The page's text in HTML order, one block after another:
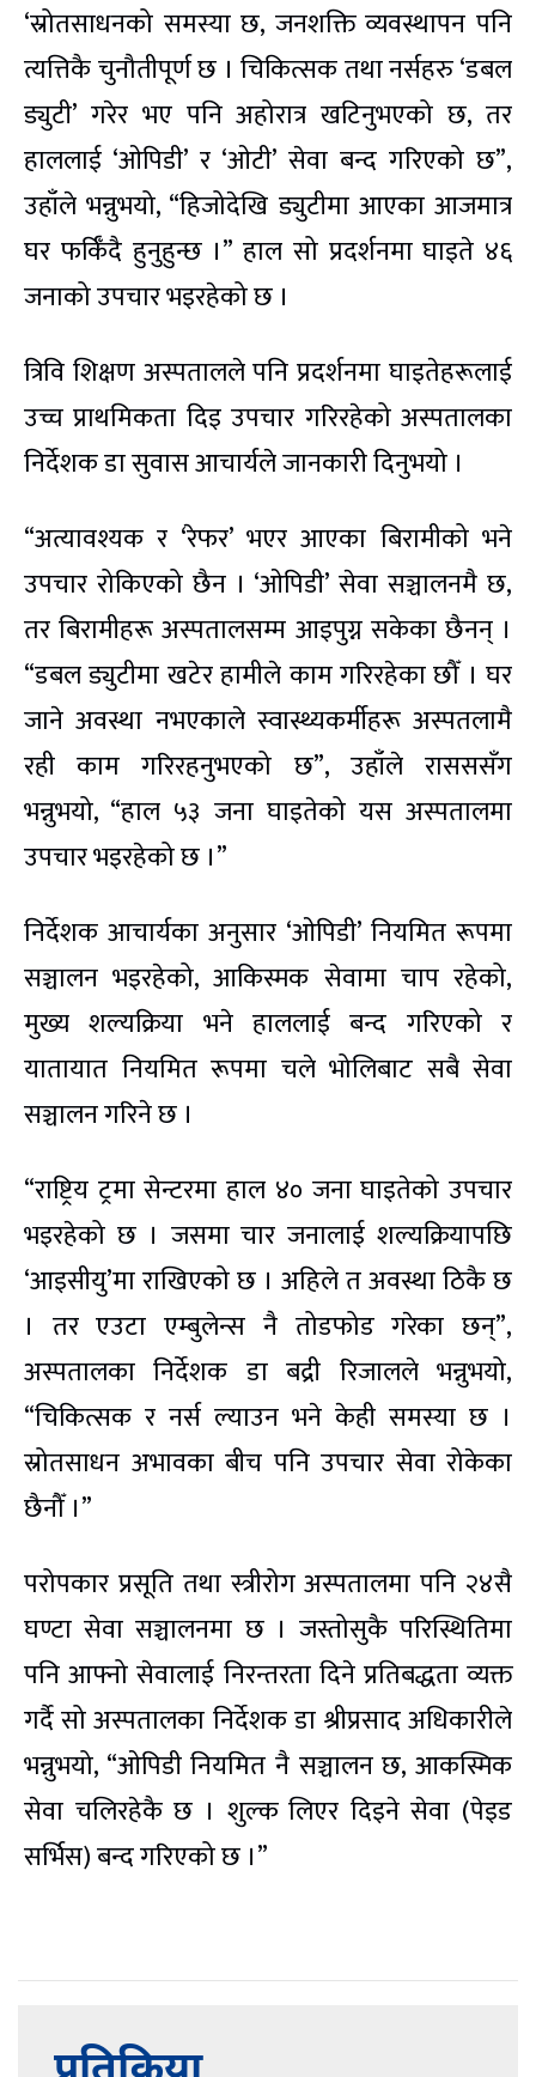
‘स्रोतसाधनको समस्या छ, जनशक्ति व्यवस्थापन पनि
त्यत्तिकै चुनौतीपूर्ण छ । चिकित्सक तथा नर्सहरु ‘डबल
ड्युटी’ गरेर भए पनि अहोरात्र खटिनुभएको छ, तर
हाललाई ‘ओपिडी’ र ‘ओटी’ सेवा बन्द गरिएको छ”,
उहाँले भन्नुभयो, “हिजोदेखि ड्युटीमा आएका आजमात्र
घर फर्किँदै हुनुहुन्छ ।” हाल सो प्रदर्शनमा घाइते ४६
जनाको उपचार भइरहेको छ ।
त्रिवि शिक्षण अस्पतालले पनि प्रदर्शनमा घाइतेहरूलाई
उच्च प्राथमिकता दिइ उपचार गरिरहेको अस्पतालका
निर्देशक डा सुवास आचार्यले जानकारी दिनुभयो ।
“अत्यावश्यक र ‘रेफर’ भएर आएका बिरामीको भने
उपचार रोकिएको छैन । ‘ओपिडी’ सेवा सञ्चालनमै छ,
तर बिरामीहरू अस्पतालसम्म आइपुग्न सकेका छैनन् ।
“डबल ड्युटीमा खटेर हामीले काम गरिरहेका छौँ । घर
जाने अवस्था नभएकाले स्वास्थ्यकर्मीहरू अस्पतलामै
रही काम गरिरहनुभएको छ”, उहाँले रासससँग
भन्नुभयो, “हाल ५३ जना घाइतेको यस अस्पतालमा
उपचार भइरहेको छ ।”
निर्देशक आचार्यका अनुसार ‘ओपिडी’ नियमित रूपमा
सञ्चालन भइरहेको, आकिस्मक सेवामा चाप रहेको,
मुख्य शल्यक्रिया भने हाललाई बन्द गरिएको र
यातायात नियमित रूपमा चले भोलिबाट सबै सेवा
सञ्चालन गरिने छ ।
“राष्ट्रिय ट्रमा सेन्टरमा हाल ४० जना घाइतेको उपचार
भइरहेको छ । जसमा चार जनालाई शल्यक्रियापछि
‘आइसीयु’मा राखिएको छ । अहिले त अवस्था ठिकै छ
। तर एउटा एम्बुलेन्स नै तोडफोड गरेका छन्”,
अस्पतालका निर्देशक डा बद्री रिजालले भन्नुभयो,
“चिकित्सक र नर्स ल्याउन भने केही समस्या छ ।
स्रोतसाधन अभावका बीच पनि उपचार सेवा रोकेका
छैनौँ ।”
परोपकार प्रसूति तथा स्त्रीरोग अस्पतालमा पनि २४सै
घण्टा सेवा सञ्चालनमा छ । जस्तोसुकै परिस्थितिमा
पनि आफ्नो सेवालाई निरन्तरता दिने प्रतिबद्धता व्यक्त
गर्दै सो अस्पतालका निर्देशक डा श्रीप्रसाद अधिकारीले
भन्नुभयो, “ओपिडी नियमित नै सञ्चालन छ, आकस्मिक
सेवा चलिरहेकै छ । शुल्क लिएर दिइने सेवा (पेइड
सर्भिस) बन्द गरिएको छ ।”